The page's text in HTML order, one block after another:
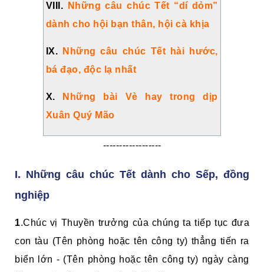
VIII.
Những câu chúc Tết “dí dỏm”
dành cho hội bạn thân, hội cà khịa
IX.
Những câu chúc Tết hài hước,
bá đạo, độc lạ nhất
X.
Những bài Vè hay trong dịp
XuânQuý Mão
------------------
I. Những câu chúc Tết dành cho Sếp, đồng
nghiệp
1.Chúc vị Thuyền trưởng của chúng ta tiếp tục đưa
con tàu (Tên phòng hoặc tên công ty) thẳng tiến ra
biển lớn - (Tên phòng hoặc tên công ty) ngày càng